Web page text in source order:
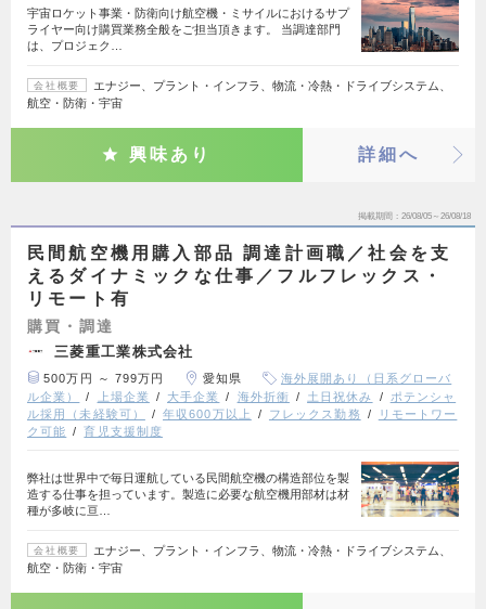
宇宙ロケット事業・防衛向け航空機・ミサイルにおけるサプ
ライヤー向け購買業務全般をご担当頂きます。 当調達部門
は、プロジェク…
会社概要
エナジー、プラント・インフラ、物流・冷熱・ドライブシステム、
航空・防衛・宇宙
興味あり 詳細へ
掲載期間 26/08/05～26/08/18
民間航空機用購入部品 調達計画職／社会を支
えるダイナミックな仕事／フルフレックス・
リモート有
購買・調達
三菱重工業株式会社
500万円 ～ 799万円 愛知県
海外展開あり（日系グローバ
ル企業）
上場企業 大手企業 海外折衝 土日祝休み
ポテンシャ
ル採用（未経験可）
年収600万以上 フレックス勤務
リモートワー
ク可能
育児支援制度
弊社は世界中で毎日運航している民間航空機の構造部位を製
造する仕事を担っています。製造に必要な航空機用部材は材
種が多岐に亘…
会社概要
エナジー、プラント・インフラ、物流・冷熱・ドライブシステム、
航空・防衛・宇宙